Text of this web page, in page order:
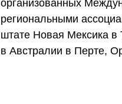
организованных
региональными
штате Новая Мексика
в Австралии в Перте,